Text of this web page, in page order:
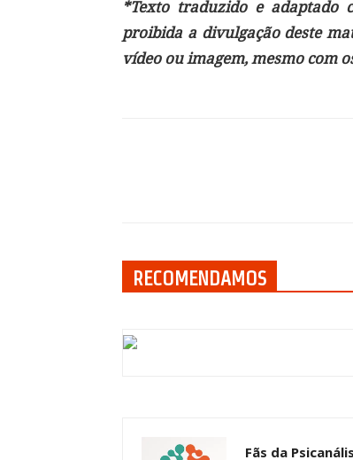
*Texto traduzido e adaptado
proibida a divulgação deste
vídeo ou imagem, mesmo com
RECOMENDAMOS
Fãs da